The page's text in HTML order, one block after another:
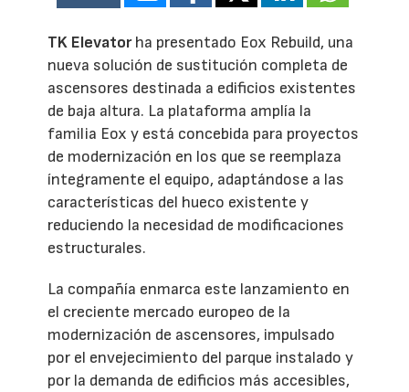
TK Elevatorha presentado Eox Rebuild, una
nueva solución de sustitución completa de
ascensores destinada a edificios existentes
de baja altura. La plataforma amplía la
familia Eox y está concebida para proyectos
de modernización en los que se reemplaza
íntegramente el equipo, adaptándose a las
características del hueco existente y
reduciendo la necesidad de modificaciones
estructurales.
La compañía enmarca este lanzamiento en
el creciente mercado europeo de la
modernización de ascensores, impulsado
por el envejecimiento del parque instalado y
por la demanda de edificios más accesibles,